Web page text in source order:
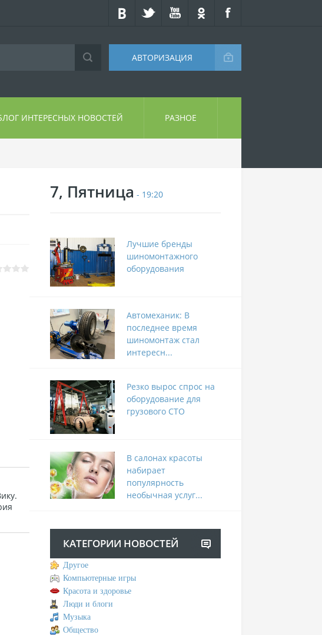
АВТОРИЗАЦИЯ
ИНТЕРЕСНЫХ НОВОСТЕЙ РАЗНОЕ
7, Пятница - 19:20
Лучшие бренды
шиномонтажного
оборудования
Автомеханик: В
последнее время
шиномонтаж стал
интересн...
Резко вырос спрос на
оборудование для
грузового СТО
В салонах красоты
набирает
популярность
необычная услуг...
КАТЕГОРИИ НОВОСТЕЙ
Другое
Компьютерные игры
Красота и здоровье
Люди и блоги
Музыка
Общество